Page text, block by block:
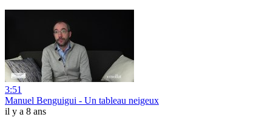
3:51
Manuel Benguigui - Un tableau neigeux
il y a 8 ans